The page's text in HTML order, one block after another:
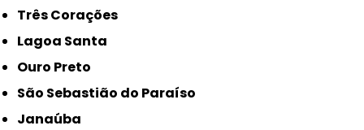
Três Corações
Lagoa Santa
Ouro Preto
São Sebastião do Paraíso
Janaúba